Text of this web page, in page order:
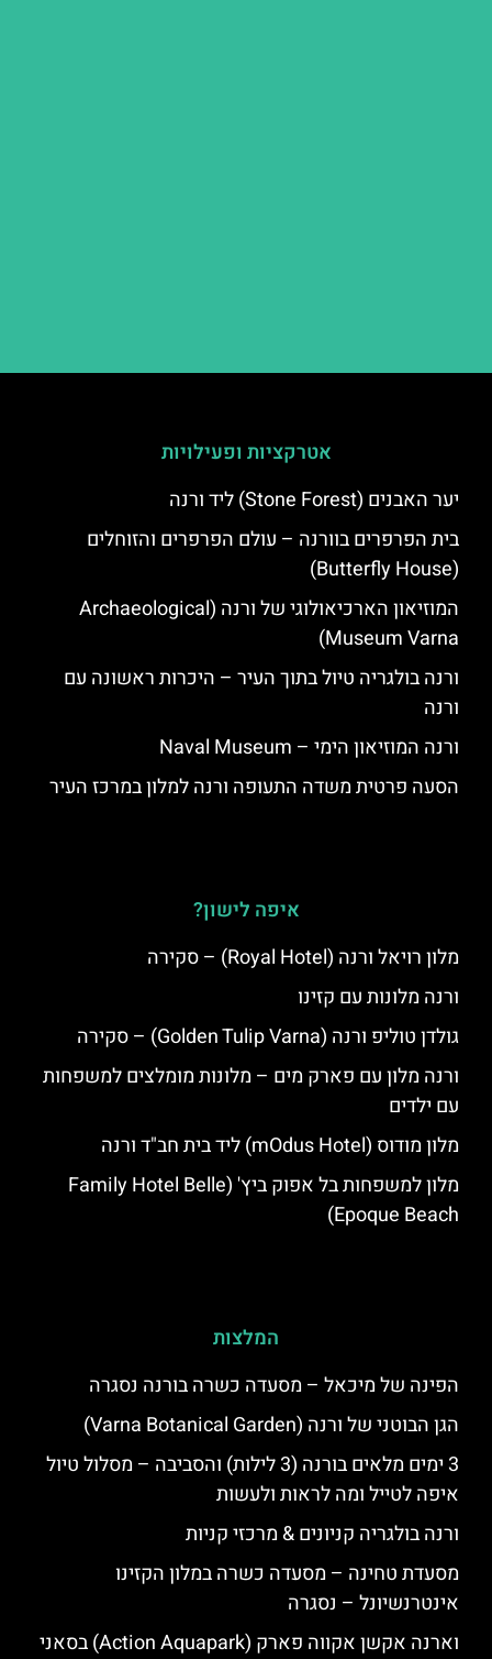
אטרקציות ופעילויות
יער האבנים (Stone Forest) ליד ורנה
בית הפרפרים בוורנה – עולם הפרפרים והזוחלים
(Butterfly House)
המוזיאון הארכיאולוגי של ורנה (Archaeological
Museum Varna)
ורנה בולגריה טיול בתוך העיר – היכרות ראשונה עם
ורנה
ורנה המוזיאון הימי – Naval Museum
הסעה פרטית משדה התעופה ורנה למלון במרכז העיר
איפה לישון?
מלון רויאל ורנה (Royal Hotel) – סקירה
ורנה מלונות עם קזינו
גולדן טוליפ ורנה (Golden Tulip Varna) – סקירה
ורנה מלון עם פארק מים – מלונות מומלצים למשפחות
עם ילדים
מלון מודוס (mOdus Hotel) ליד בית חב"ד ורנה
מלון למשפחות בל אפוק ביץ' (Family Hotel Belle
Epoque Beach)
המלצות
הפינה של מיכאל – מסעדה כשרה בורנה נסגרה
הגן הבוטני של ורנה (Varna Botanical Garden)
3 ימים מלאים בורנה (3 לילות) והסביבה – מסלול טיול
איפה לטייל ומה לראות ולעשות
ורנה בולגריה קניונים & מרכזי קניות
מסעדת טחינה – מסעדה כשרה במלון הקזינו
אינטרנשיונל – נסגרה
וארנה אקשן אקווה פארק (Action Aquapark) בסאני